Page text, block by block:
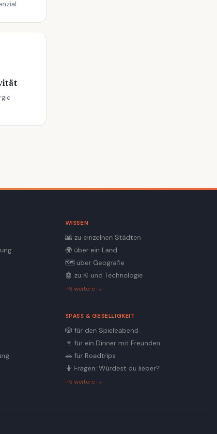
WISSEN
🌆 zu einzelnen Städten
🌍 über ein Land
🗺️ über Geografie
🤖 zu KI und Technologie
+9 weitere →
SPASS & GESELLIGKEIT
🎲 für den Spieleabend
🍷 für ein Dinner mit Freunden
🚗 für Roadtrips
🤷 Fragen: Würdest du lieber?
+5 weitere →